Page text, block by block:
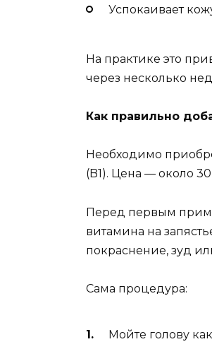
Успокаивает
На практике это
через несколько
Как правильно
Необходимо
(B1). Цена — около
Перед первым
витамина на
покраснение, зуд
Сама процедура:
Мойте голову